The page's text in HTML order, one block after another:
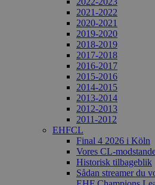
2021-2022
2020-2021
2019-2020
2018-2019
2017-2018
2016-2017
2015-2016
2014-2015
2013-2014
2012-2013
2011-2012
EHFCL
Final 4 2026 i Köln
Vores CL-
Historisk tilbageblik
Sådan streamer du